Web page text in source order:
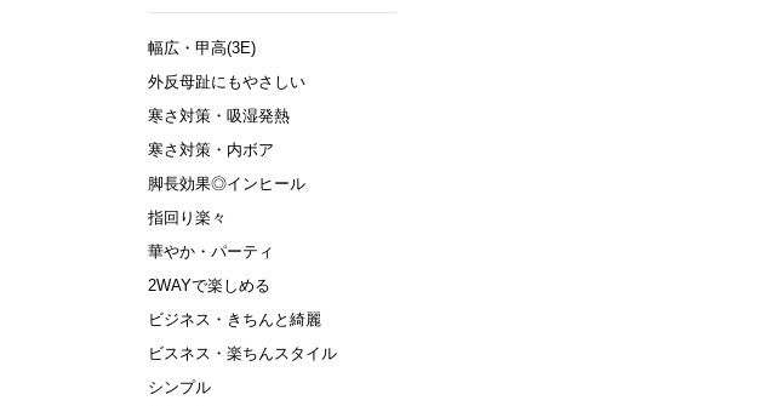
幅広・甲高(3E)
外反母趾にもやさしい
寒さ対策・吸湿発熱
寒さ対策・内ボア
脚長効果◎インヒール
指回り楽々
華やか・パーティ
2WAYで楽しめる
ビジネス・きちんと綺麗
ビスネス・楽ちんスタイル
シンプル